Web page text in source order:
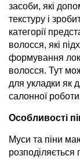
засоби, які
текстуру і
категорії
волосся, які
формування
волосся. Тут
для укладки як
салонної
Особливості
Муси та піни